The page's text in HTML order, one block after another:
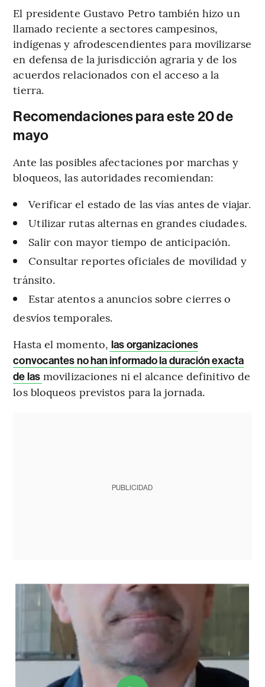
El presidente Gustavo Petro también hizo un
llamado reciente a sectores campesinos,
indígenas y afrodescendientes para movilizarse
en defensa de la jurisdicción agraria y de los
acuerdos relacionados con el acceso a la
tierra.
Recomendaciones para este 20 de
mayo
Ante las posibles afectaciones por marchas y
bloqueos, las autoridades recomiendan:
Verificar el estado de las vías antes de viajar.
Utilizar rutas alternas en grandes ciudades.
Salir con mayor tiempo de anticipación.
Consultar reportes oficiales de movilidad y
tránsito.
Estar atentos a anuncios sobre cierres o
desvíos temporales.
Hasta el momento, las organizaciones
convocantes no han informado la duración exacta
de las movilizaciones ni el alcance definitivo de
los bloqueos previstos para la jornada.
PUBLICIDAD